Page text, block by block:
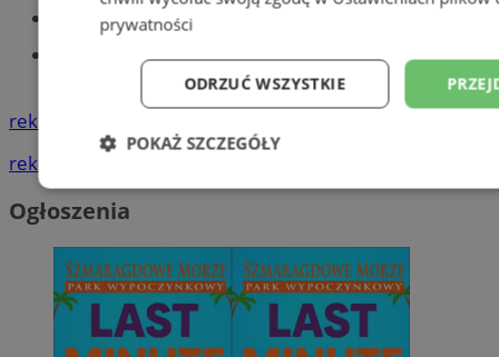
Tworzenie stron www - Tychy
Znajdź pracę - codziennie nowe
reklama
reklama
Ogłoszenia
prywatności
ODRZUĆ WSZYSTKIE
POKAŻ SZCZEGÓŁY
Niezbędne Wydajność
Niesklasyfikowane